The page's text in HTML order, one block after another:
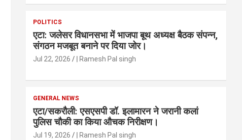
POLITICS
एटा: जलेसर विधानसभा में भाजपा बूथ अध्यक्ष बैठक संपन्न,
संगठन मजबूत बनाने पर दिया जोर।
Jul 22, 2026 | Ramesh Pal singh
GENERAL NEWS
एटा/सकरौली: एसएसपी डॉ. इलामारन ने जरानी कलां
पुलिस चौकी का किया औचक निरीक्षण।
Jul 19, 2026 | Ramesh Pal singh